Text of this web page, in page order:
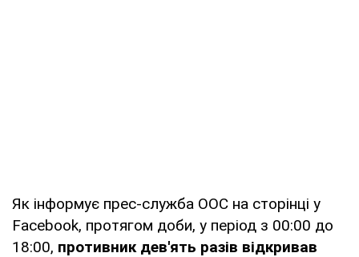
Як інформує прес-служба ООС на сторінці у
Facebook, протягом доби, у період з 00:00 до
18:00, противник дев'ять разів відкривав